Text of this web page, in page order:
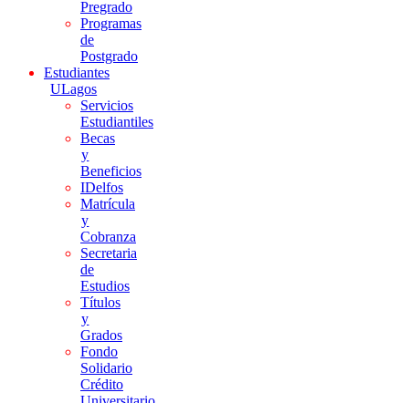
Pregrado
Programas
de
Postgrado
Estudiantes
ULagos
Servicios
Estudiantiles
Becas
y
Beneficios
IDelfos
Matrícula
y
Cobranza
Secretaria
de
Estudios
Títulos
y
Grados
Fondo
Solidario
Crédito